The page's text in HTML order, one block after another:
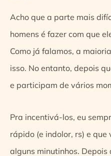
Acho que a parte mais
homens é fazer com que
Como já falamos, a
isso. No entanto, depois
e participam de vários
Pra incentivá-los, eu
rápido (e indolor, rs) e
alguns minutinhos. Depois